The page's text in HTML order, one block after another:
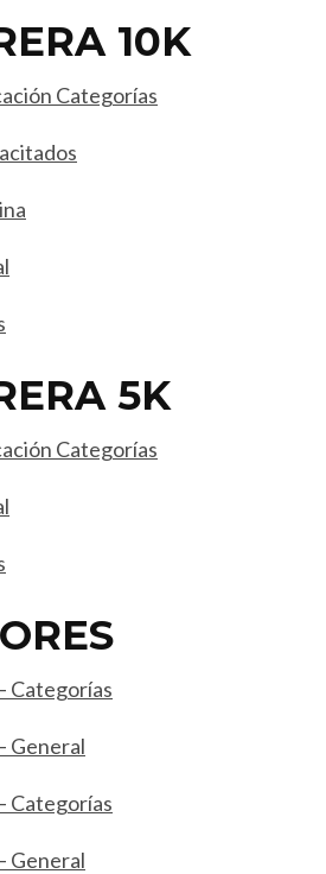
10K
Categorías
5K
Categorías
Categorías
General
Categorías
General